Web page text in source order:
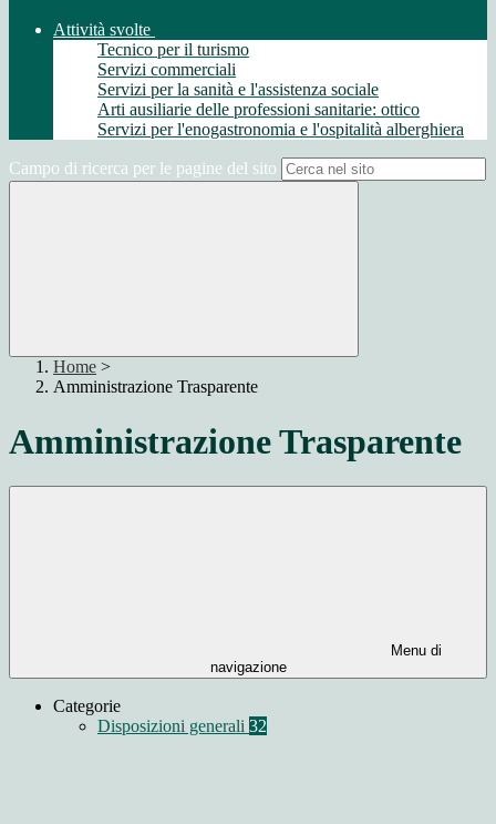
Attività svolte
Tecnico per il turismo
Servizi commerciali
Servizi per la sanità e l'assistenza sociale
Arti ausiliarie delle professioni sanitarie: ottico
Servizi per l'enogastronomia e l'ospitalità alberghiera
Campo di ricerca per le pagine del sito
Home >
Amministrazione Trasparente
Amministrazione Trasparente
Menu di
navigazione
Categorie
Disposizioni generali 32